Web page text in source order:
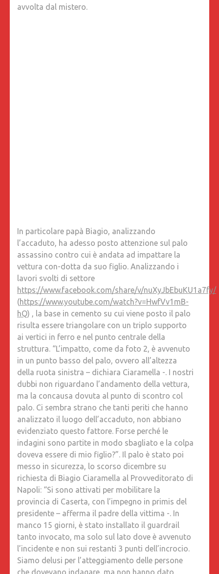
avvolta dal mistero.
In particolare papà Biagio, analizzando
l’accaduto, ha adesso posto attenzione sul palo
assassino contro cui è andata ad impattare la
vettura con-dotta da suo figlio. Analizzando i
lavori svolti di settore
https://www.facebook.com/share/v/nuXyJbEbuKU1a7fy/
(https://www.youtube.com/watch?v=HwfVv1mB-
hQ) , la base in cemento su cui viene posto il palo
risulta essere triangolare con un triplo supporto
ai vertici in ferro e nel punto centrale della
struttura. “L’impatto, come da foto 2, è avvenuto
in un punto basso del palo, ovvero all’altezza
della ruota sinistra – dichiara Ciaramella -. I nostri
dubbi non riguardano l’andamento della vettura,
ma la concausa dovuta al punto di scontro col
palo. Ci sembra strano che tanti periti che hanno
analizzato il luogo dell’accaduto, non abbiano
evidenziato questo fattore. Forse perché le
indagini sono partite in modo sbagliato e la colpa
doveva essere di mio figlio?”. Il palo è stato poi
messo in sicurezza, lo scorso dicembre su
richiesta di Biagio Ciaramella al Provveditorato di
Napoli: “Si sono attivati per mobilitare la
provincia di Caserta, con l’impegno in primis del
presidente – afferma il padre della vittima -. In
manco 15 giorni, è stato installato il guardrail
tanto invocato, ma solo sul lato dove è avvenuto
l’incidente e non sui restanti 3 punti dell’incrocio.
Siamo delusi per l’atteggiamento delle persone
che dovevano indagare, ma non hanno dato